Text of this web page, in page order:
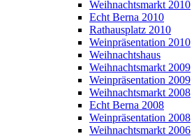
Weihnachtsmarkt 2010
Echt Berna 2010
Rathausplatz 2010
Weinpräsentation 2010
Weihnachtshaus
Weihnachtsmarkt 2009
Weinpräsentation 2009
Weihnachtsmarkt 2008
Echt Berna 2008
Weinpräsentation 2008
Weihnachtsmarkt 2006